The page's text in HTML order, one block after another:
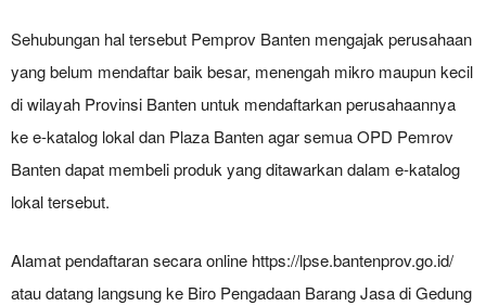
Sehubungan hal tersebut Pemprov Banten mengajak perusahaan
yang belum mendaftar baik besar, menengah mikro maupun kecil
di wilayah Provinsi Banten untuk mendaftarkan perusahaannya
ke e-katalog lokal dan Plaza Banten agar semua OPD Pemrov
Banten dapat membeli produk yang ditawarkan dalam e-katalog
lokal tersebut.
Alamat pendaftaran secara online https://lpse.bantenprov.go.id/
atau datang langsung ke Biro Pengadaan Barang Jasa di Gedung